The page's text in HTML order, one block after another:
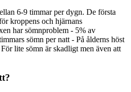
6-9 timmar per dygn. De första
kroppens och hjärnans
har sömnproblem - 5% av
sömn per natt - På ålderns höst
lite sömn är skadligt men även att